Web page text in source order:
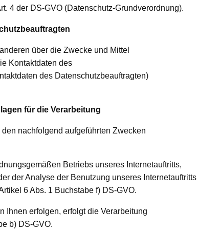
4 der DS-GVO (Datenschutz-Grundverordnung).
über die Zwecke und Mittel
Kontaktdaten des
des Datenschutzbeauftragten)
für die Verarbeitung
nachfolgend aufgeführten Zwecken
Betriebs unseres Internetauftritts,
der Analyse der Benutzung unseres Internetauftritts
6 Abs. 1 Buchstabe f) DS-GVO.
Ihnen erfolgen, erfolgt die Verarbeitung
b) DS-GVO.